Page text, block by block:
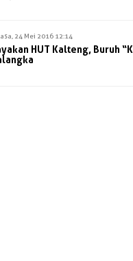
24 Mei 2016 12:14
HUT Kalteng, Buruh